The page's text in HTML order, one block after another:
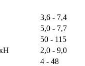
3,6 - 7,4
5,0 - 7,7
50 - 115
2,0 - 9,0
4 - 48